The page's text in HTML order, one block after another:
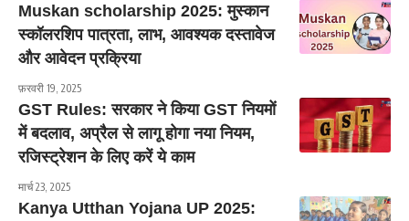
Muskan scholarship 2025: मुस्कान
स्कॉलरशिप पात्रता, लाभ, आवश्यक दस्तावेज
और आवेदन प्रक्रिया
फ़रवरी 19, 2025
GST Rules: सरकार ने किया GST नियमों
में बदलाव, अप्रैल से लागू होगा नया नियम,
रजिस्ट्रेशन के लिए करें ये काम
मार्च 23, 2025
Kanya Utthan Yojana UP 2025: